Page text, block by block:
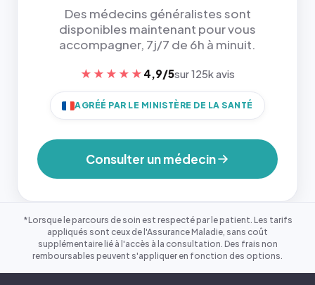
Des médecins généralistes sont
disponibles maintenant pour vous
accompagner, 7j/7 de 6h à minuit.
★★★★★ 4,9/5sur 125k avis
AGRÉÉ PAR LE MINISTÈRE DE LA SANTÉ
Consulter un médecin
*Lorsque le parcours de soin est respecté par le patient. Les tarifs
appliqués sont ceux de l'Assurance Maladie, sans coût
supplémentaire lié à l'accès à la consultation. Des frais non
remboursables peuvent s'appliquer en fonction des options.